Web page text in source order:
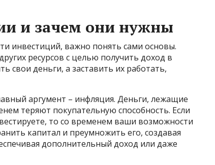
и зачем они нужны
инвестиций, важно понять сами основы.
ресурсов с целью получить доход в
свои деньги, а заставить их работать,
аргумент – инфляция. Деньги, лежащие
теряют покупательную способность. Если
то со временем ваши возможности
капитал и преумножить его, создавая
дополнительный доход или даже